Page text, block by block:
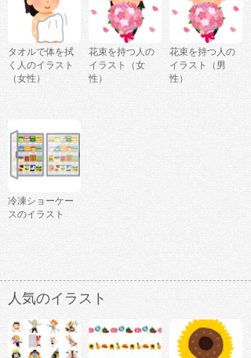
タオルで体を拭
く人のイラスト
（女性）
花束を持つ人の
イラスト（女
性）
花束を持つ人の
イラスト（男
性）
冷凍ショーケー
スのイラスト
人気のイラスト